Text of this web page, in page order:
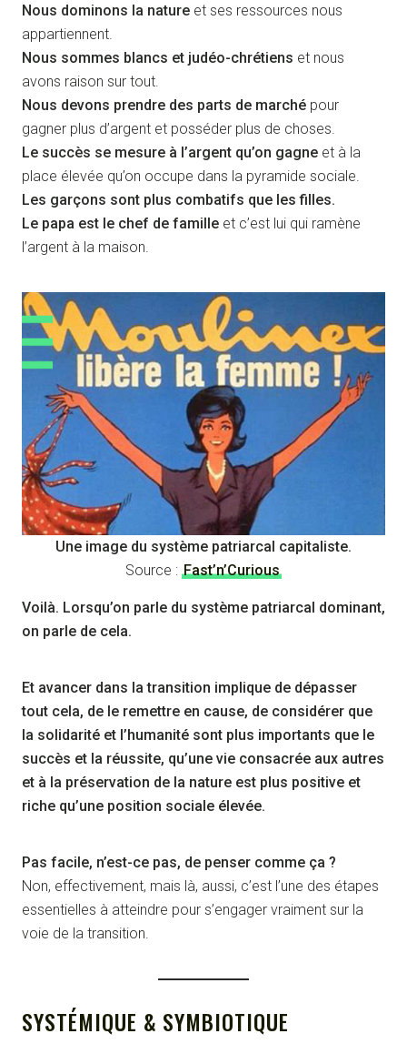
Nous dominons la nature et ses ressources nous
appartiennent.
Nous sommes blancs et judéo-chrétiens et nous
avons raison sur tout.
Nous devons prendre des parts de marché pour
gagner plus d’argent et posséder plus de choses.
Le succès se mesure à l’argent qu’on gagne et à la
place élevée qu’on occupe dans la pyramide sociale.
Les garçons sont plus combatifs que les filles.
Le papa est le chef de famille et c’est lui qui ramène
l’argent à la maison.
Une image du système patriarcal capitaliste.
Source : Fast’n’Curious
Voilà. Lorsqu’on parle du système patriarcal dominant,
on parle de cela.
Et avancer dans la transition implique de dépasser
tout cela, de le remettre en cause, de considérer que
la solidarité et l’humanité sont plus importants que le
succès et la réussite, qu’une vie consacrée aux autres
et à la préservation de la nature est plus positive et
riche qu’une position sociale élevée.
Pas facile, n’est-ce pas, de penser comme ça ?
Non, effectivement, mais là, aussi, c’est l’une des étapes
essentielles à atteindre pour s’engager vraiment sur la
voie de la transition.
SYSTÉMIQUE & SYMBIOTIQUE